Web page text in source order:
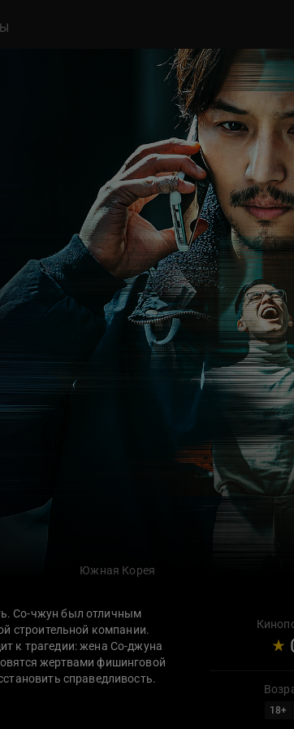
Южная Корея
Со-чжун был отличным
строительной компании.
к трагедии: жена Со-джуна
жертвами фишинговой
справедливость.
— самому
18+